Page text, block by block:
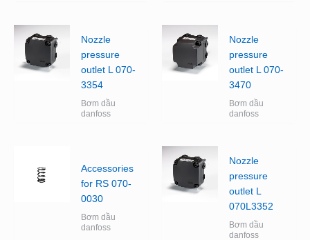
Nozzle
pressure
outlet L 070-
3354
Bơm dầu
danfoss
Nozzle
pressure
outlet L 070-
3470
Bơm dầu
danfoss
Accessories
for RS 070-
0030
Bơm dầu
danfoss
Nozzle
pressure
outlet L
070L3352
Bơm dầu
danfoss